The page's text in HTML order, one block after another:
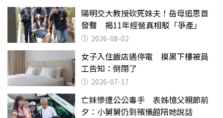
陽明交大教授砍死妹夫！岳母追思首
發聲 揭11年經營真相駁「爭產」
2026-08-02
女子入住飯店遇停電 摸黑下樓被員
工告知：倒閉了
2026-07-17
亡妹慘遭公公毒手 表姊憶父親節前
夕：小舅舅仍到殯儀館陪她說話